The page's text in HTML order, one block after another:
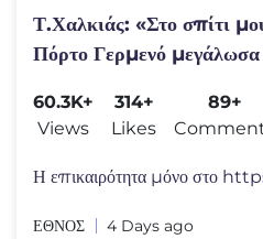
Τ.Χαλκιάς: «Στο σπίτι
Πόρτο Γερμενό
60.3K+
Views
314+
Likes
89+
Η επικαιρότητα μόνο στο
ΕΘΝΟΣ 4 Days ago